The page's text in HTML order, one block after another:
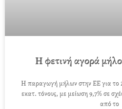
Η φετινή αγορά
Η παραγωγή μήλων στην ΕΕ για το
εκατ. τόνους, με μείωση 9,7% σε
από το